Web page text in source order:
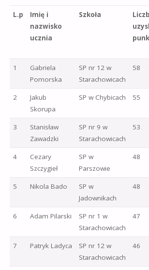
L.p
Imię i
nazwisko
ucznia
Szkoła
1
Gabriela
Pomorska
SP nr 12 w
Starachowicach
58
2
Jakub
Skorupa
SP w Chybicach 55
3
Stanisław
Zawadzki
SP nr 9 w
Starachowicach
53
4
Cezary
Szczygieł
SP w
Parszowie
48
5 Nikola Bado
SP w
Jadownikach
48
6 Adam Pilarski
SP nr 1 w
Starachowicach
47
7 Patryk Ladyca
SP nr 12 w
Starachowicach
46